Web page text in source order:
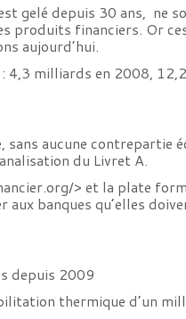
gelé depuis 30 ans, ne
produits financiers. Or
aujourd’hui.
: 4,3 milliards en 2008,
aucune contrepartie
du Livret A.
> et la plate
banques qu’elles
depuis 2009
thermique d’un